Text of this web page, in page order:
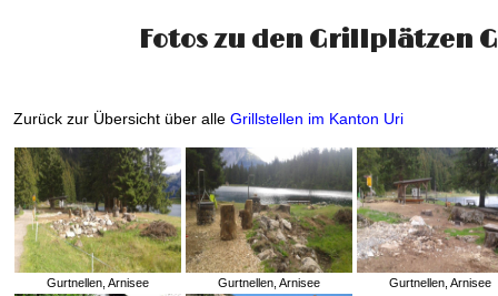
Fotos zu den Grillplätzen
Zurück zur Übersicht über alle Grillstellen im Kanton Uri
Gurtnellen, Arnisee Gurtnellen, Arnisee Gurtnellen, Arnisee